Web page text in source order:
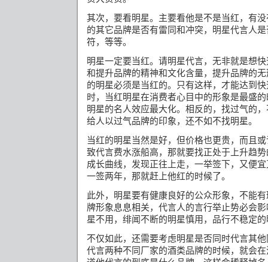
其次，要看明星。主要看他是不是当红，有
的其它品牌是否有雷同和冲突，明星代言人
符，等等。
明星一定要当红。请明星代言，无非就是想
和提升品牌的精神和文化含量，提升品牌的
的明星必须是当红的。只有这样，才能达到
时，当红明星在消费者心目中的形象是最盛
明星的名人效应最大化。相反的，找过气的
给人以过气品牌的印象，还不如不找明星。
当红的明星当然是好，但价格也更贵，而且
致代言费水涨船高，那就要找正处于上升趋
成长曲线，发现正往上走，一举签下，又便
一签两年，那就赶上他红的时候了。
此外，明星要有健康良好的公众形象，不能
牌形象息息相关，代言人的言行举止势必会
星不用，绯闻不断的明星慎用，品行不稳定
不仅如此，还需要考虑明星是否同时代言其
代言两种不同厂家的酒类品牌的时候，就会